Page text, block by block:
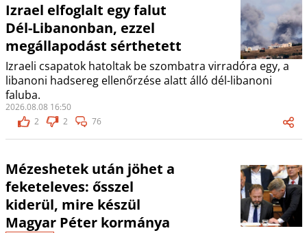
Izrael elfoglalt egy falut
Dél-Libanonban, ezzel
megállapodást sérthetett
Izraeli csapatok hatoltak be szombatra virradóra egy, a
libanoni hadsereg ellenőrzése alatt álló dél-libanoni
faluba.
2026.08.08 16:50
2
2 76
Mézeshetek után jöhet a
feketeleves: ősszel
kiderül, mire készül
Magyar Péter kormánya